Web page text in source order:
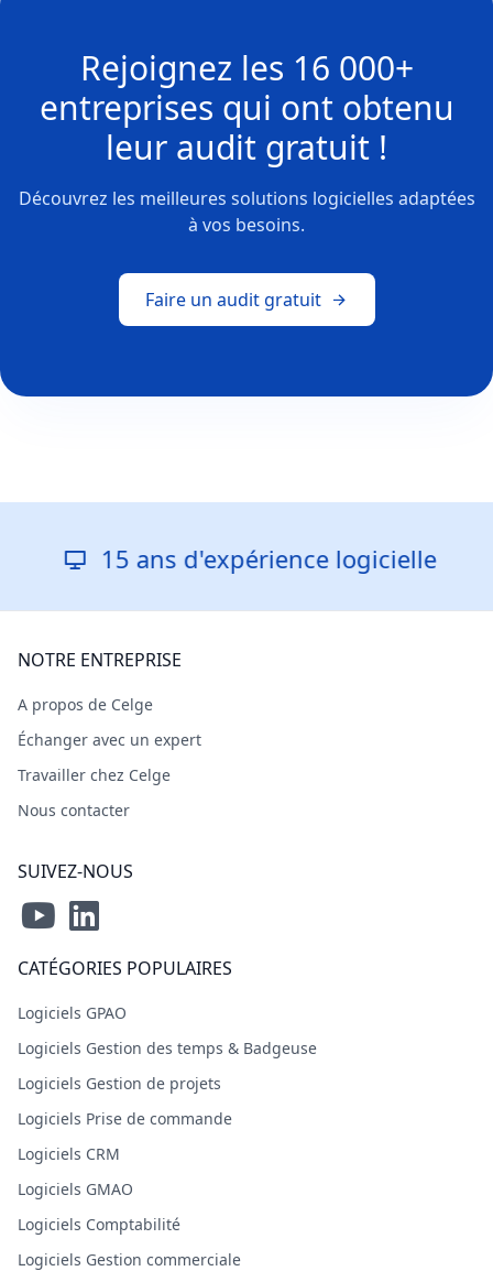
Rejoignez les 16 000+
entreprises qui ont obtenu
leur audit gratuit !
Découvrez les meilleures solutions logicielles adaptées
à vos besoins.
Faire un audit gratuit
15 ans d'expérience logicielle
NOTRE ENTREPRISE
A propos de Celge
Échanger avec un expert
Travailler chez Celge
Nous contacter
SUIVEZ-NOUS
CATÉGORIES POPULAIRES
Logiciels GPAO
Logiciels Gestion des temps & Badgeuse
Logiciels Gestion de projets
Logiciels Prise de commande
Logiciels CRM
Logiciels GMAO
Logiciels Comptabilité
Logiciels Gestion commerciale